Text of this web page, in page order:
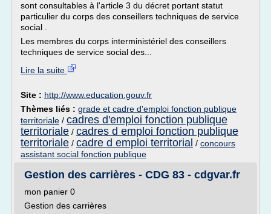
sont consultables à l'article 3 du décret portant statut
particulier du corps des conseillers techniques de service
social .
Les membres du corps interministériel des conseillers
techniques de service social des...
Lire la suite
Site : http://www.education.gouv.fr
Thèmes liés : grade et cadre d'emploi fonction publique
territoriale / cadres d'emploi fonction publique
territoriale / cadres d emploi fonction publique
territoriale / cadre d emploi territorial / concours
assistant social fonction publique
Gestion des carrières - CDG 83 - cdgvar.fr
mon panier 0
Gestion des carrières